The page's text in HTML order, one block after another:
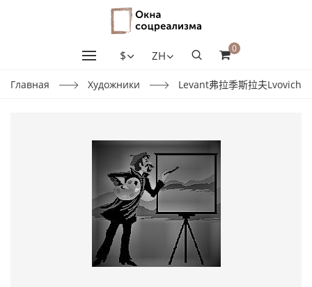
$ ZH
0
Главная Художники Levant弗拉季斯拉夫Lvovich